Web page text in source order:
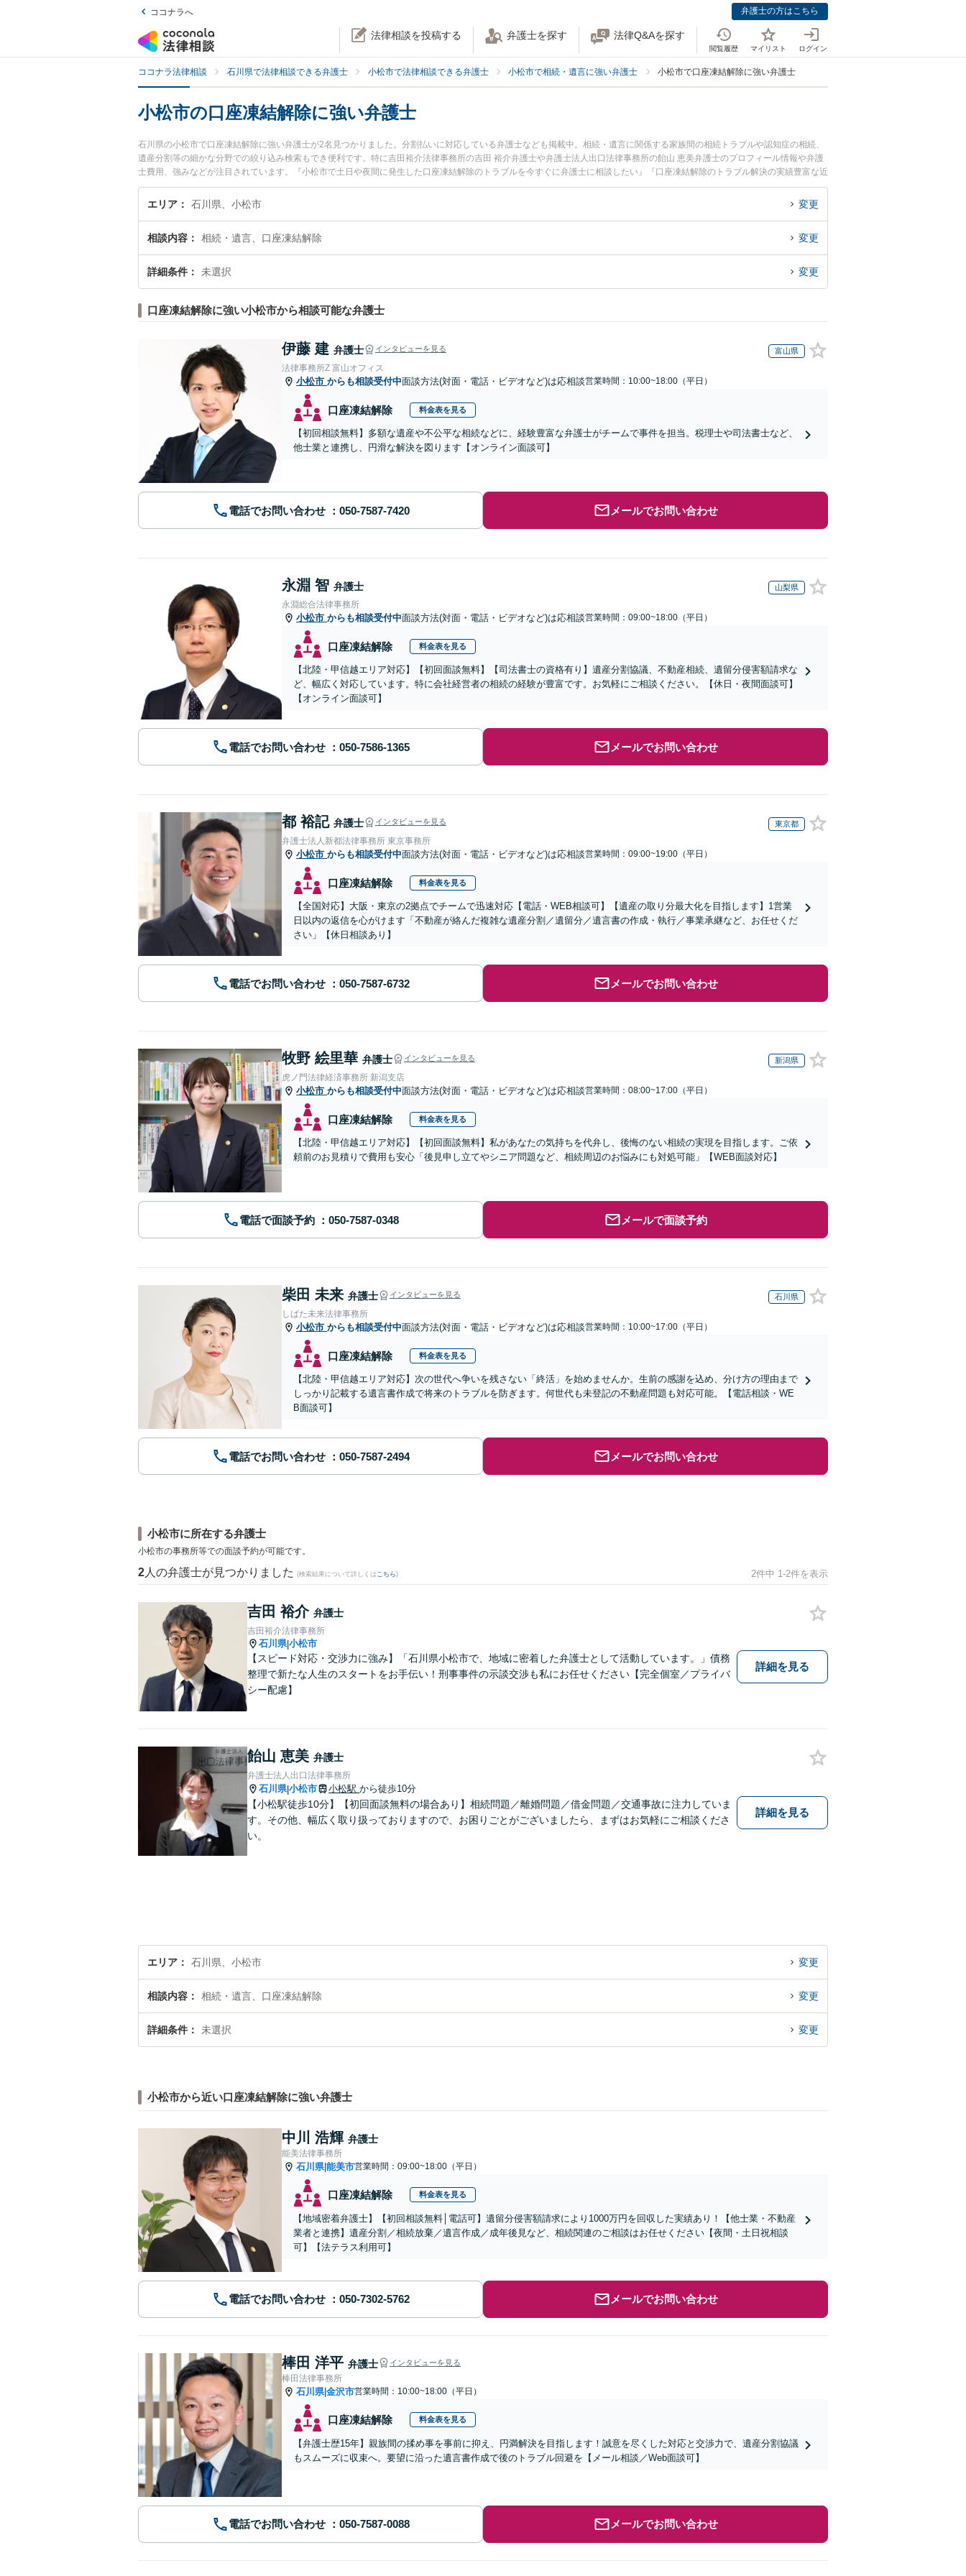
ココナラへ 弁護士の方はこちら
法律相談を投稿する 弁護士を探す 法律Q&Aを探す
閲覧履歴 マイリスト ログイン
ココナラ法律相談 石川県で法律相談できる弁護士 小松市で法律相談できる弁護士 小松市で相続・遺言に強い弁護士 小松市で口座凍結解除に強い弁護士
小松市の口座凍結解除に強い弁護士
石川県の小松市で口座凍結解除に強い弁護士が2名見つかりました。分割払いに対応している弁護士なども掲載中。相続・遺言に関係する家族間の相続トラブルや認知症の相続、
遺産分割等の細かな分野での絞り込み検索もでき便利です。特に吉田裕介法律事務所の吉田 裕介弁護士や弁護士法人出口法律事務所の飴山 恵美弁護士のプロフィール情報や弁護
士費用、強みなどが注目されています。『小松市で土日や夜間に発生した口座凍結解除のトラブルを今すぐに弁護士に相談したい』『口座凍結解除のトラブル解決の実績豊富な近
くの弁護士を検索したい』『初回相談無料で口座凍結解除を法律相談できる小松市内の弁護士に相談予約したい』などでお困りの相談者さんにおすすめです。
エリア 石川県、小松市 変更
相談内容 相続・遺言、口座凍結解除 変更
詳細条件 未選択 変更
口座凍結解除に強い小松市から相談可能な弁護士
伊藤 建 弁護士 インタビューを見る 富山県
法律事務所Z 富山オフィス
小松市 からも相談受付中面談方法(対面・電話・ビデオなど)は応相談営業時間：10:00~18:00（平日）
口座凍結解除 料金表を見る
【初回相談無料】多額な遺産や不公平な相続などに、経験豊富な弁護士がチームで事件を担当。税理士や司法書士など、
他士業と連携し、円滑な解決を図ります【オンライン面談可】
電話でお問い合わせ メールでお問い合わせ
永淵 智 弁護士 山梨県
永淵総合法律事務所
小松市 からも相談受付中面談方法(対面・電話・ビデオなど)は応相談営業時間：09:00~18:00（平日）
口座凍結解除 料金表を見る
【北陸・甲信越エリア対応】【初回面談無料】【司法書士の資格有り】遺産分割協議、不動産相続、遺留分侵害額請求な
ど、幅広く対応しています。特に会社経営者の相続の経験が豊富です。お気軽にご相談ください。【休日・夜間面談可】
【オンライン面談可】
電話でお問い合わせ メールでお問い合わせ
都 裕記 弁護士 インタビューを見る 東京都
弁護士法人新都法律事務所 東京事務所
小松市 からも相談受付中面談方法(対面・電話・ビデオなど)は応相談営業時間：09:00~19:00（平日）
口座凍結解除 料金表を見る
【全国対応】大阪・東京の2拠点でチームで迅速対応【電話・WEB相談可】【遺産の取り分最大化を目指します】1営業
日以内の返信を心がけます「不動産が絡んだ複雑な遺産分割／遺留分／遺言書の作成・執行／事業承継など、お任せくだ
さい」【休日相談あり】
電話でお問い合わせ メールでお問い合わせ
牧野 絵里華 弁護士 インタビューを見る 新潟県
虎ノ門法律経済事務所 新潟支店
小松市 からも相談受付中面談方法(対面・電話・ビデオなど)は応相談営業時間：08:00~17:00（平日）
口座凍結解除 料金表を見る
【北陸・甲信越エリア対応】【初回面談無料】私があなたの気持ちを代弁し、後悔のない相続の実現を目指します。ご依
頼前のお見積りで費用も安心「後見申し立てやシニア問題など、相続周辺のお悩みにも対処可能」【WEB面談対応】
電話で面談予約 メールで面談予約
柴田 未来 弁護士 インタビューを見る 石川県
しばた未来法律事務所
小松市 からも相談受付中面談方法(対面・電話・ビデオなど)は応相談営業時間：10:00~17:00（平日）
口座凍結解除 料金表を見る
【北陸・甲信越エリア対応】次の世代へ争いを残さない「終活」を始めませんか。生前の感謝を込め、分け方の理由まで
しっかり記載する遺言書作成で将来のトラブルを防ぎます。何世代も未登記の不動産問題も対応可能。【電話相談・WE
B面談可】
電話でお問い合わせ メールでお問い合わせ
小松市に所在する弁護士
小松市の事務所等での面談予約が可能です。
2 人の弁護士が見つかりました (検索結果について詳しくは こちら) 2件中 1-2件を表示
吉田 裕介 弁護士
吉田裕介法律事務所
石川県|小松市
【スピード対応・交渉力に強み】「石川県小松市で、地域に密着した弁護士として活動しています。」債務
整理で新たな人生のスタートをお手伝い！刑事事件の示談交渉も私にお任せください【完全個室／プライバ
シー配慮】
詳細を見る
飴山 恵美 弁護士
弁護士法人出口法律事務所
石川県|小松市 小松駅 から徒歩10分
【小松駅徒歩10分】【初回面談無料の場合あり】相続問題／離婚問題／借金問題／交通事故に注力していま
す。その他、幅広く取り扱っておりますので、お困りごとがございましたら、まずはお気軽にご相談くださ
い。
詳細を見る
エリア 石川県、小松市 変更
相談内容 相続・遺言、口座凍結解除 変更
詳細条件 未選択 変更
小松市から近い口座凍結解除に強い弁護士
中川 浩輝 弁護士
能美法律事務所
石川県|能美市営業時間：09:00~18:00（平日）
口座凍結解除 料金表を見る
【地域密着弁護士】【初回相談無料│電話可】遺留分侵害額請求により1000万円を回収した実績あり！【他士業・不動産
業者と連携】遺産分割／相続放棄／遺言作成／成年後見など、相続関連のご相談はお任せください【夜間・土日祝相談
可】【法テラス利用可】
電話でお問い合わせ メールでお問い合わせ
棒田 洋平 弁護士 インタビューを見る
棒田法律事務所
石川県|金沢市営業時間：10:00~18:00（平日）
口座凍結解除 料金表を見る
【弁護士歴15年】親族間の揉め事を事前に抑え、円満解決を目指します！誠意を尽くした対応と交渉力で、遺産分割協議
もスムーズに収束へ。要望に沿った遺言書作成で後のトラブル回避を【メール相談／Web面談可】
電話でお問い合わせ メールでお問い合わせ